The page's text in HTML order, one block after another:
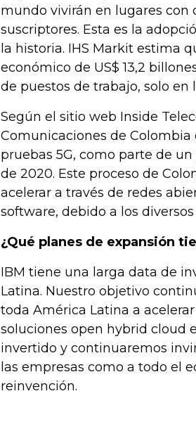
mundo vivirán en lugares con
suscriptores. Esta es la
la historia. IHS Markit estima
económico de US$ 13,2
de puestos de trabajo, solo en
Según el sitio web Inside
Comunicaciones de
pruebas 5G, como parte de
de 2020. Este proceso de
acelerar a través de redes
software, debido a los
¿Qué planes de expansión
IBM tiene una larga data de
Latina. Nuestro objetivo
toda América Latina a
soluciones open hybrid cloud
invertido y continuaremos
las empresas como a todo el
reinvención.